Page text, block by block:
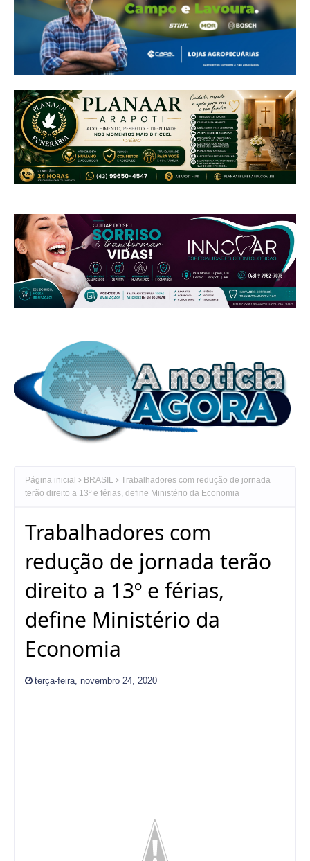
Página inicial BRASIL
Trabalhadores com redução de jornada
terão direito a 13º e férias, define Ministério da Economia
Trabalhadores com
redução de jornada terão
direito a 13º e férias,
define Ministério da
Economia
terça-feira, novembro 24, 2020